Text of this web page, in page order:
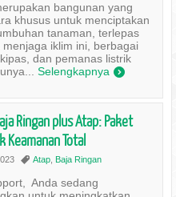
bangunan yang
khusus untuk menciptakan
tanaman, terlepas
iklim ini, berbagai
dan pemanas listrik
Selengkapnya )
Ringan plus Atap: Paket
Keamanan Total
, Atap, Baja Ringan
Anda sedang